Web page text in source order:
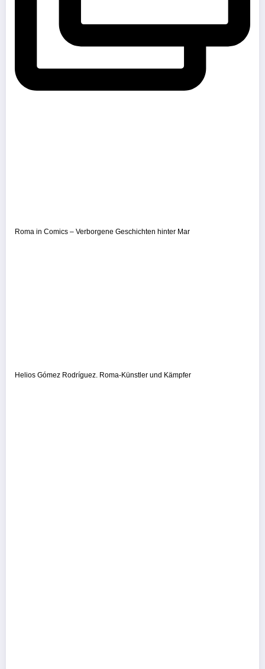
Roma in Comics – Verborgene Geschichten hinter Mar
Helios Gómez Rodríguez. Roma-Künstler und Kämpfer